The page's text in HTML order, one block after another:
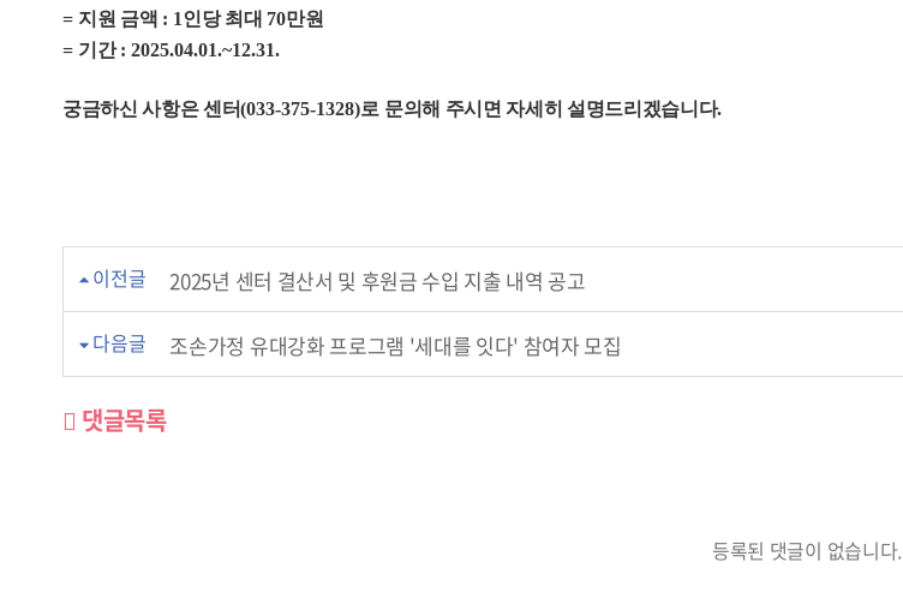
= 지원 금액 : 1인당 최대 70만원
= 기간: 2025.04.01.~12.31.
궁금하신 사항은 센터(033-375-1328)로 문의해 주시면 자세히 설명드리겠습니다.
이전글 2025년 센터 결산서 및 후원금 수입 지출 내역 공고
다음글 조손가정 유대강화 프로그램 '세대를 잇다' 참여자 모집
댓글목록
등록된 댓글이 없습니다.